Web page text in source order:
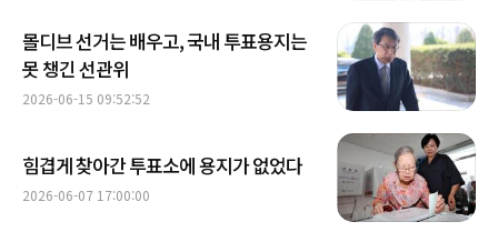
몰디브 선거는 배우고, 국내 투표용지는
못 챙긴 선관위
2026-06-15 09:52:52
힘겹게 찾아간 투표소에 용지가 없었다
2026-06-07 17:00:00